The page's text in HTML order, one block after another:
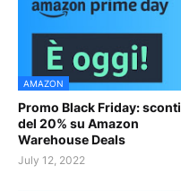
AMAZON
Promo Black Friday: sconti
del 20% su Amazon
Warehouse Deals
July 12, 2022